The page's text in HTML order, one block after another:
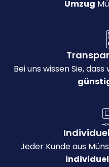
Umzug
Bei uns wissen Sie, dass
Jeder Kunde aus